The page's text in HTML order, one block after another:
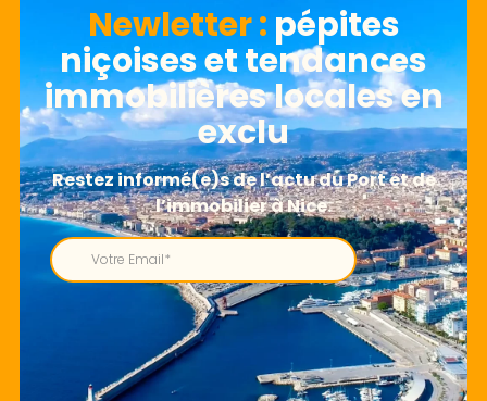
Newletter​ : pépites
niçoises et tendances
immobilières locales en
exclu